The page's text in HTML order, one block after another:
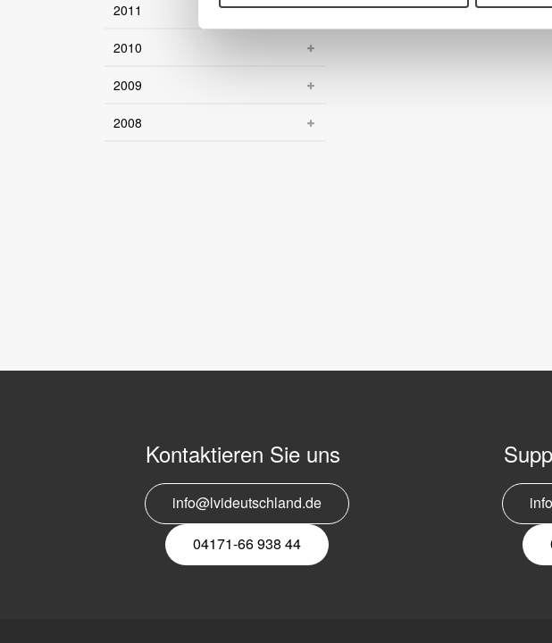
2011
2010
2009
2008
Kontaktieren Sie uns
info@lvideutschland.de
04171-66 938 44